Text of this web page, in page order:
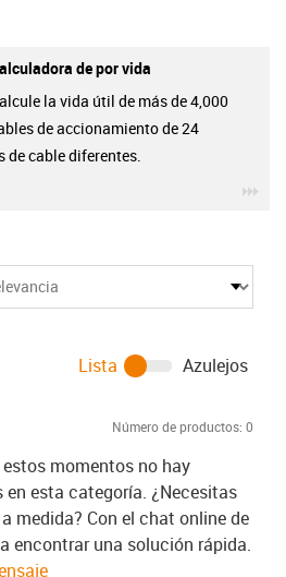
de por vida
la vida útil de más de 4,000
de accionamiento de 24
de cable diferentes.
Número de productos: 0
Lista Azulejos
momentos no hay
esta categoría. ¿Necesitas
medida? Con el chat online de
encontrar una solución rápida.